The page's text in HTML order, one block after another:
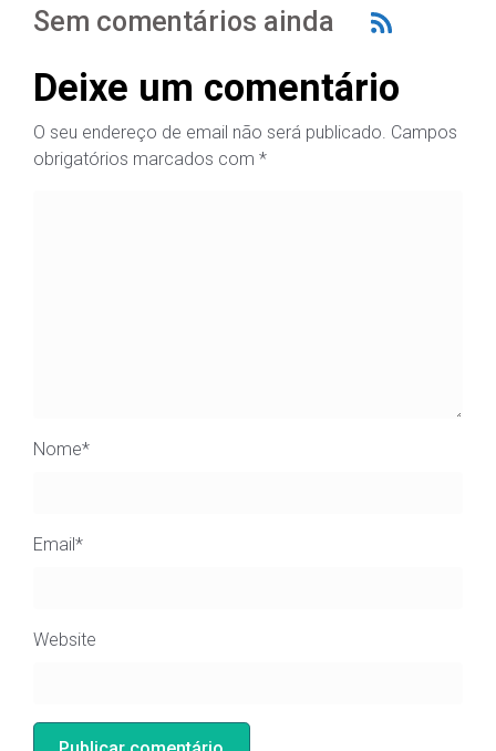
Sem comentários ainda
Deixe um comentário
O seu endereço de email não será publicado. Campos
obrigatórios marcados com *
Nome*
Email*
Website